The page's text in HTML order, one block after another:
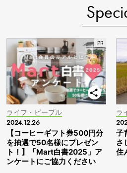
ライフ・ピープル
2024.12.26
【コーヒーギフト券500円分
を抽選で50名様にプレゼン
ト！】「Mart白書2025」ア
ンケートにご協力ください
ラ
子
さ
住